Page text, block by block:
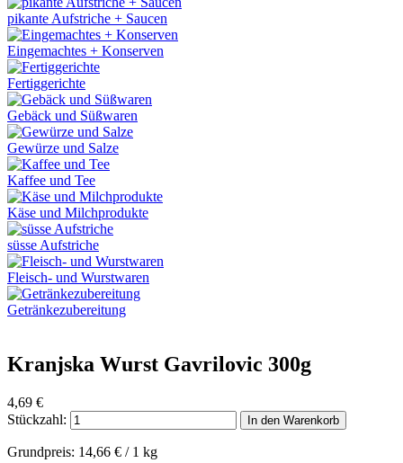
pikante Aufstriche + Saucen
Eingemachtes + Konserven
Fertiggerichte
Gebäck und Süßwaren
Gewürze und Salze
Kaffee und Tee
Käse und Milchprodukte
süsse Aufstriche
Fleisch- und Wurstwaren
Getränkezubereitung
Kranjska Wurst Gavrilovic 300g
4,69 €
Stückzahl:
In den Warenkorb
Grundpreis: 14,66 € / 1 kg